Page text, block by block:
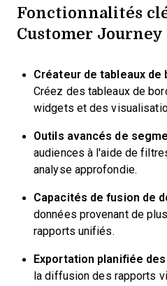
Fonctionnalités
Customer
Créateur de tableaux de
Créez des tableaux de
widgets et des
Outils avancés de
audiences à l'aide de
analyse approfondie.
Capacités de fusion de
données provenant de
rapports unifiés.
Exportation planifiée
la diffusion des rapports